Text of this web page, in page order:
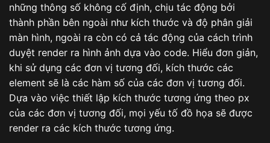
những thông số không cố định, chịu tác động bởi
thành phần bên ngoài như kích thước và độ phân giải
màn hình, ngoài ra còn có cả tác động của cách trình
duyệt render ra hình ảnh dựa vào code. Hiểu đơn giản,
khi sử dụng các đơn vị tương đối, kích thước các
element sẽ là các hàm số của các đơn vị tương đối.
Dựa vào việc thiết lập kích thước tương ứng theo px
của các đơn vị tương đối, mọi yếu tố đồ họa sẽ được
render ra các kích thước tương ứng.